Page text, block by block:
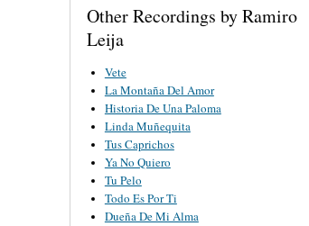
Other Recordings by Ramiro
Leija
Vete
La Montaña Del Amor
Historia De Una Paloma
Linda Muñequita
Tus Caprichos
Ya No Quiero
Tu Pelo
Todo Es Por Ti
Dueña De Mi Alma